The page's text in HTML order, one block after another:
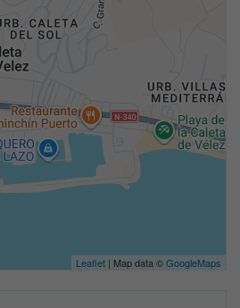
Leaflet | Map data ©GoogleMaps